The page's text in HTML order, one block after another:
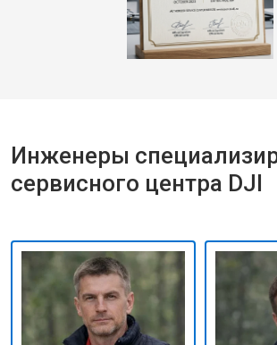
Инженеры
сервисного центра DJI